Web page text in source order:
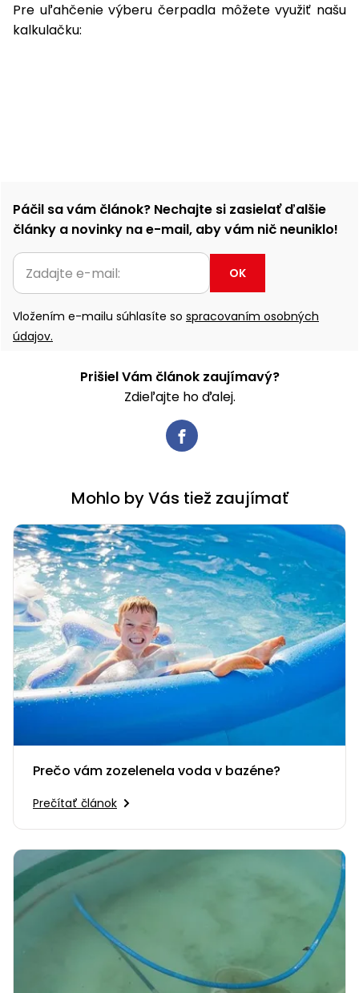
Pre uľahčenie výberu čerpadla môžete využiť našu
kalkulačku:
Páčil sa vám článok? Nechajte si zasielať ďalšie
články a novinky na e-mail, aby vám nič neuniklo!
OK
Vložením e-mailu súhlasíte so spracovaním osobných
údajov.
Prišiel Vám článok zaujímavý?
Zdieľajte ho ďalej.
Mohlo by Vás tiež zaujímať
Prečo vám zozelenela voda v bazéne?
Prečítať článok